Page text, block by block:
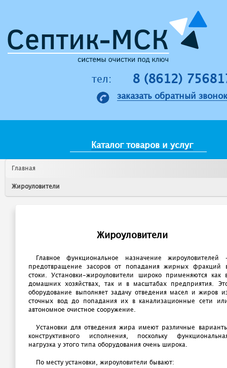
тел: 8 (8612)
заказать обратный звонок
Каталог товаров и услуг
Главная
Жироуловители
Жироуловители
Главное функциональное назначение жироуловителей
предотвращение засоров от попадания жирных фракций
стоки. Установки-жироуловители широко применяются как
домашних хозяйствах, так и в масштабах предприятия.
оборудование выполняет задачу отведения масел и жиров
сточных вод до попадания их в канализационные сети
автономное очистное сооружение.
Установки для отведения жира имеют различные
конструктивного исполнения, поскольку
нагрузка у этого типа оборудования очень широка.
По месту установки, жироуловители бывают: